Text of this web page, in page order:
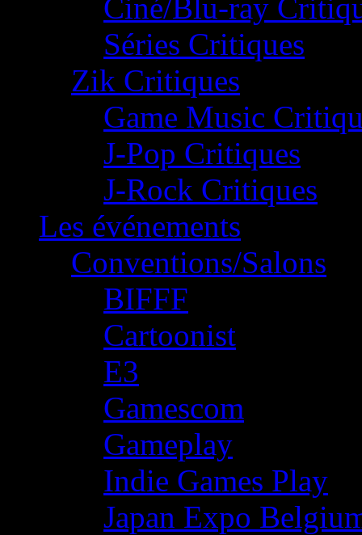
Ciné/Blu-ray
Séries Critiques
Zik Critiques
Game Music
J-Pop Critiques
J-Rock Critiques
Les événements
Conventions/Salons
BIFFF
Cartoonist
E3
Gamescom
Gameplay
Indie Games Play
Japan Expo